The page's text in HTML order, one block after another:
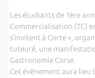
Les étudiants de 1ère
Commercialisation (TC)
s’invitent à Corte »,
tuteuré, une
Gastronomie Corse.
Cet évènement aura lieu